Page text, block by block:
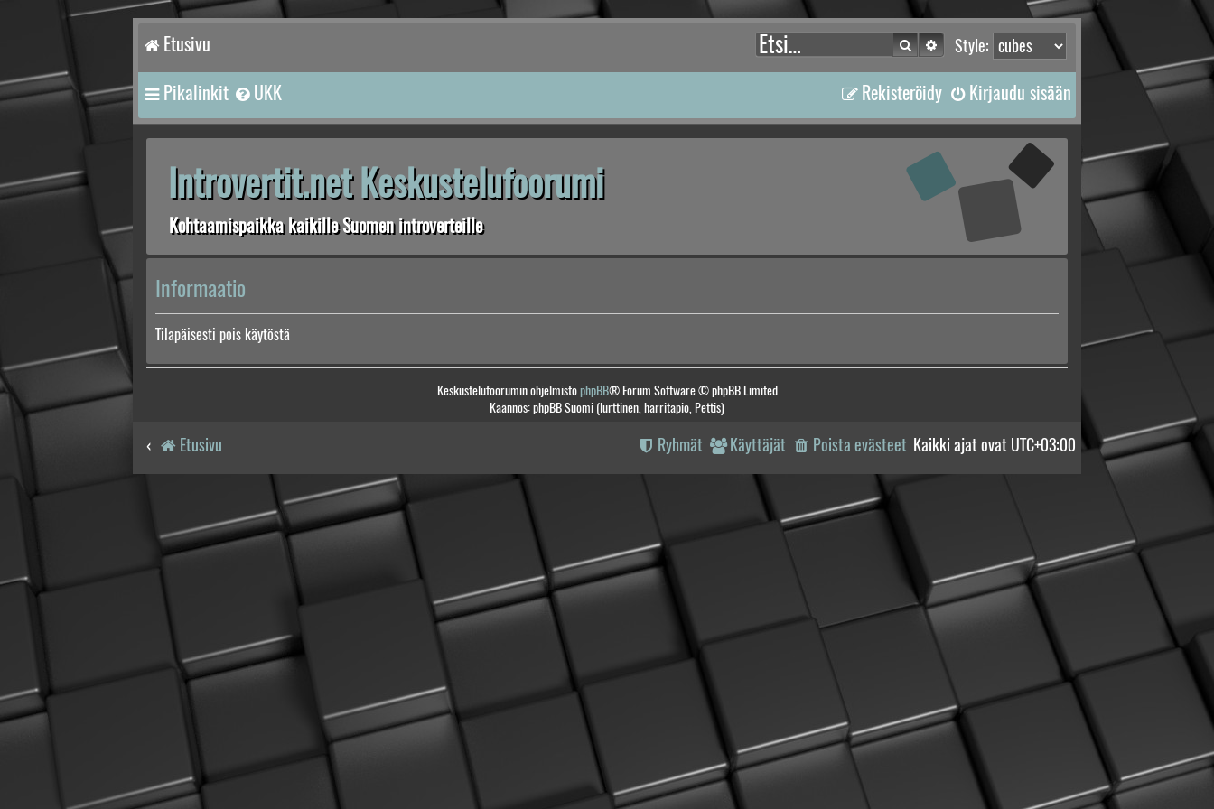
Etusivu Style:
Etsi Tarkennettu haku
Pikalinkit UKK Kirjaudu sisään
Rekisteröidy
Introvertit.net Keskustelufoorumi
Kohtaamispaikka kaikille Suomen introverteille
Informaatio
Tilapäisesti pois käytöstä
Keskustelufoorumin ohjelmistophpBB® Forum Software © phpBB Limited
Käännös: phpBB Suomi (lurttinen, harritapio, Pettis)
Etusivu Kaikki ajat ovat UTC+03:00
Poista evästeet
Käyttäjät
Ryhmät